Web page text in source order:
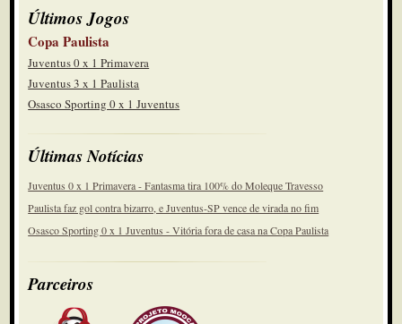
Últimos Jogos
Copa Paulista
Juventus 0 x 1 Primavera
Juventus 3 x 1 Paulista
Osasco Sporting 0 x 1 Juventus
Últimas Notícias
Juventus 0 x 1 Primavera - Fantasma tira 100% do Moleque Travesso
Paulista faz gol contra bizarro, e Juventus-SP vence de virada no fim
Osasco Sporting 0 x 1 Juventus - Vitória fora de casa na Copa Paulista
Parceiros